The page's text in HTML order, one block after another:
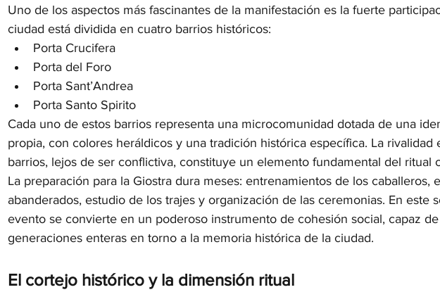
Uno de los aspectos más fascinantes de la manifestación es la fuerte
ciudad está dividida en cuatro barrios históricos:
Porta Crucifera
Porta del Foro
Porta Sant’Andrea
Porta Santo Spirito
Cada uno de estos barrios representa una microcomunidad dotada de una
propia, con colores heráldicos y una tradición histórica específica. La rivalidad
barrios, lejos de ser conflictiva, constituye un elemento fundamental del ritual
La preparación para la Giostra dura meses: entrenamientos de los caballeros,
abanderados, estudio de los trajes y organización de las ceremonias. En este
evento se convierte en un poderoso instrumento de cohesión social, capaz
generaciones enteras en torno a la memoria histórica de la ciudad.
El cortejo histórico y la dimensión ritual